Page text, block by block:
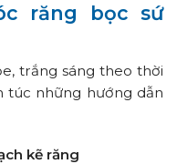
răng bọc sứ
trắng sáng theo thời
túc những hướng dẫn
kẽ răng